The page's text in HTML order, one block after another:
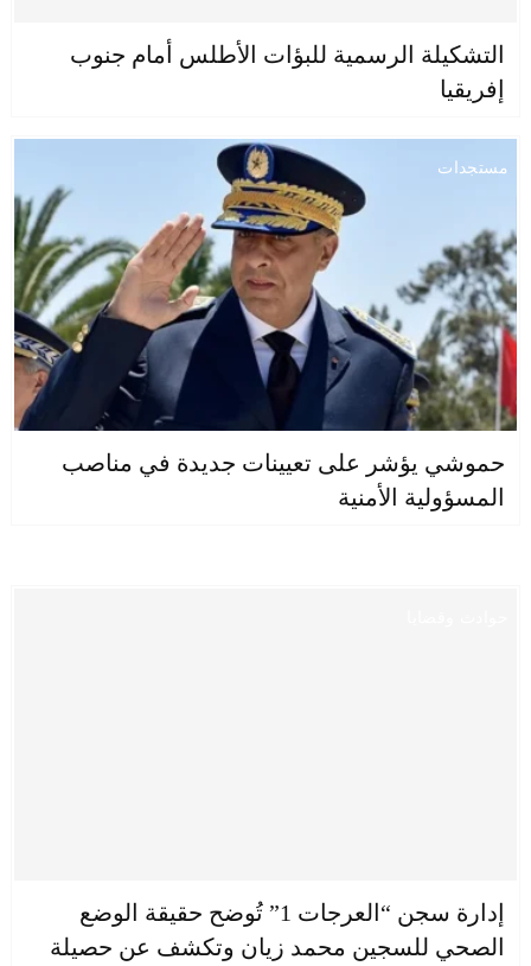
التشكيلة الرسمية للبؤات الأطلس أمام جنوب
إفريقيا
مستجدات
حموشي يؤشر على تعيينات جديدة في مناصب
المسؤولية الأمنية
إدارة سجن “العرجات 1” تُوضح حقيقة الوضع
الصحي للسجين محمد زيان وتكشف عن حصيلة